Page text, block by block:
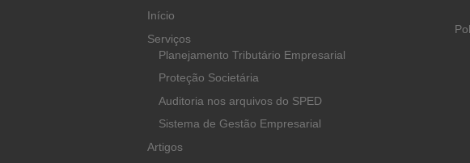
Início
Serviços
Planejamento Tributário Empresarial
Proteção Societária
Auditoria nos arquivos do SPED
Sistema de Gestão Empresarial
Artigos